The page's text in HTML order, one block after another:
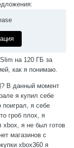
на 120 ГБ за
как я понимаю.
? В данный момент
я купил себе
я себе
гроб плох, я
xbox, я не был готов
магазинов с
xbox360 я